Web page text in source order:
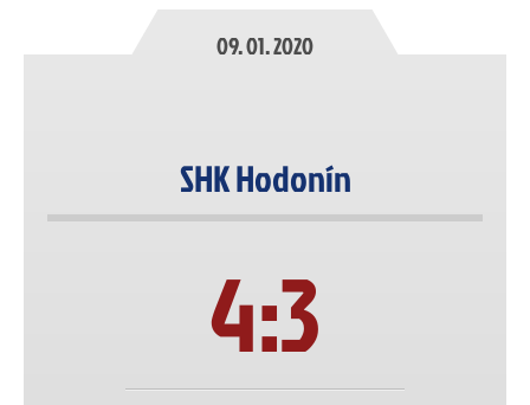
09. 01. 2020
SHK Hodonín
4:3